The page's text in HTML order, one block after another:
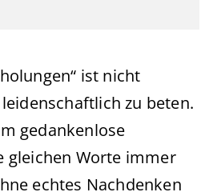
ist nicht
zu beten.
gedankenlose
gleichen Worte immer
echtes Nachdenken